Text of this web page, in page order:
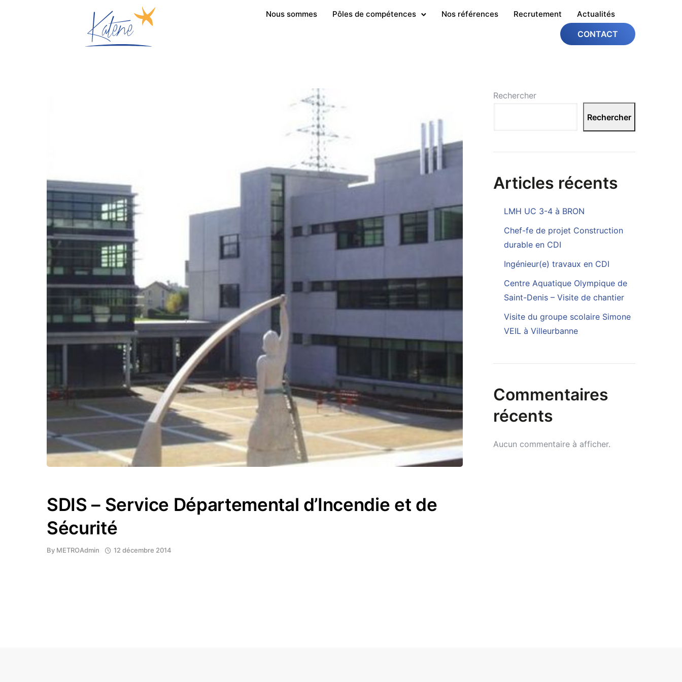
Nous sommes Pôles de compétences Nos références Recrutement Actualités
CONTACT
SDIS – Service Départemental d’Incendie et de
Sécurité
By METROAdmin 12 décembre 2014
Rechercher
Rechercher
Articles récents
LMH UC 3-4 à BRON
Chef-fe de projet Construction
durable en CDI
Ingénieur(e) travaux en CDI
Centre Aquatique Olympique de
Saint-Denis – Visite de chantier
Visite du groupe scolaire Simone
VEIL à Villeurbanne
Commentaires
récents
Aucun commentaire à afficher.